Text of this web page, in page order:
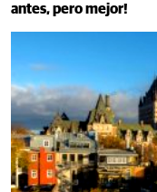
antes, pero mejor!